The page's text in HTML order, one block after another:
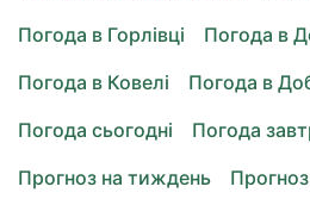
Погода в Горлівці
Погода в
Погода в Ковелі
Погода в
Погода сьогодні
Погода
Прогноз на тиждень